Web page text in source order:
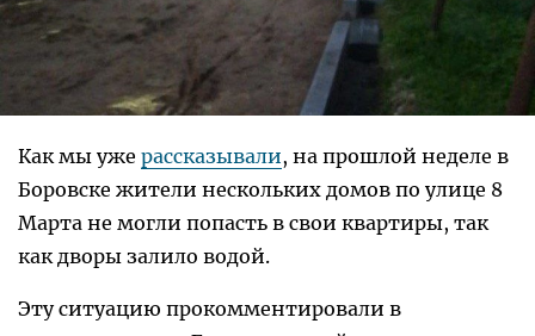
Как мы уже рассказывали, на прошлой неделе в
Боровске жители нескольких домов по улице 8
Марта не могли попасть в свои квартиры, так
как дворы залило водой.
Эту ситуацию прокомментировали в